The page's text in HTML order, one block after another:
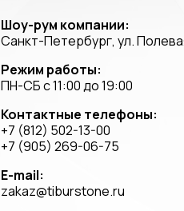
Шоу-рум компании:
Санкт-Петербург, ул.
Режим работы:
ПН-СБ с 11:00 до 19:00
Контактные телефоны:
+7 (812) 502-13-00
+7 (905) 269-06-75
E-mail:
zakaz@tiburstone.ru